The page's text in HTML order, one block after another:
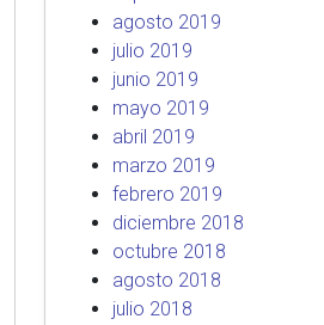
agosto 2019
julio 2019
junio 2019
mayo 2019
abril 2019
marzo 2019
febrero 2019
diciembre 2018
octubre 2018
agosto 2018
julio 2018